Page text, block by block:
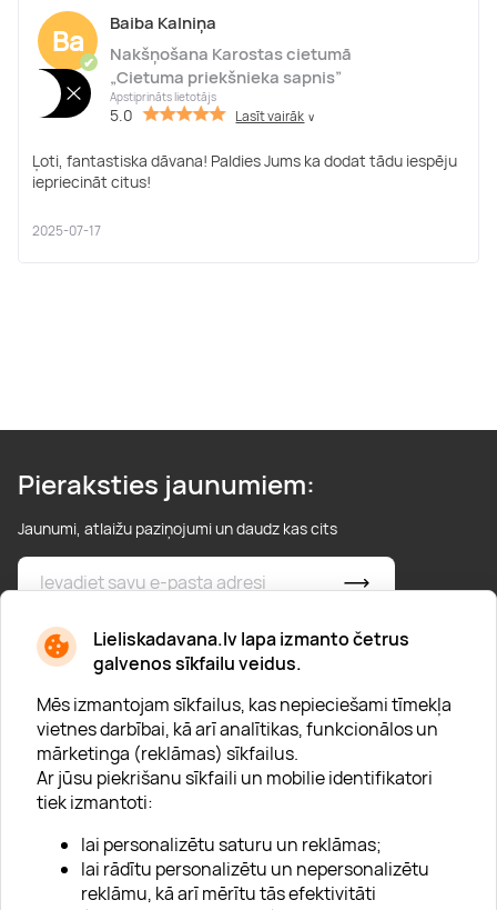
Lieliskadavana.lv lapa izmanto četrus
galvenos sīkfailu veidus.
Mēs izmantojam sīkfailus, kas nepieciešami tīmekļa
vietnes darbībai, kā arī analītikas, funkcionālos un
mārketinga (reklāmas) sīkfailus.
Ar jūsu piekrišanu sīkfaili un mobilie identifikatori
tiek izmantoti:
lai personalizētu saturu un reklāmas;
lai rādītu personalizētu un nepersonalizētu
reklāmu, kā arī mērītu tās efektivitāti
Ba
✔
Baiba Kalniņa
Nakšņošana Karostas cietumā
„Cietuma priekšnieka sapnis”
Apstiprināts lietotājs
5.0 Lasīt vairāk ∨
Ļoti, fantastiska dāvana! Paldies Jums ka dodat tādu iespēju
iepriecināt citus!
2025-07-17
Pieraksties jaunumiem:
Jaunumi, atlaižu paziņojumi un daudz kas cits
* Esmu iepazinies/usies arprivātuma politiku
Par "Lieliska dāvana"
Uzņēmumiem